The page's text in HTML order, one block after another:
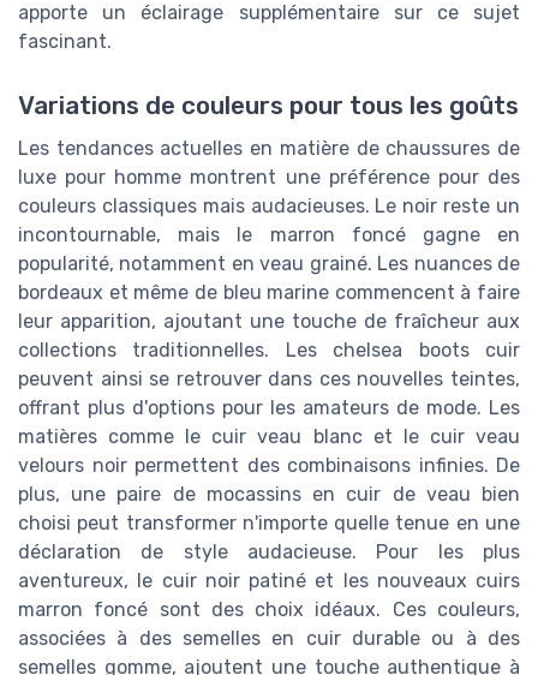
apporte un éclairage supplémentaire sur ce sujet
fascinant.
Variations de couleurs pour tous les goûts
Les tendances actuelles en matière de chaussures de
luxe pour homme montrent une préférence pour des
couleurs classiques mais audacieuses. Le noir reste un
incontournable, mais le marron foncé gagne en
popularité, notamment en veau grainé. Les nuances de
bordeaux et même de bleu marine commencent à faire
leur apparition, ajoutant une touche de fraîcheur aux
collections traditionnelles. Les chelsea boots cuir
peuvent ainsi se retrouver dans ces nouvelles teintes,
offrant plus d'options pour les amateurs de mode. Les
matières comme le cuir veau blanc et le cuir veau
velours noir permettent des combinaisons infinies. De
plus, une paire de mocassins en cuir de veau bien
choisi peut transformer n'importe quelle tenue en une
déclaration de style audacieuse. Pour les plus
aventureux, le cuir noir patiné et les nouveaux cuirs
marron foncé sont des choix idéaux. Ces couleurs,
associées à des semelles en cuir durable ou à des
semelles gomme, ajoutent une touche authentique à